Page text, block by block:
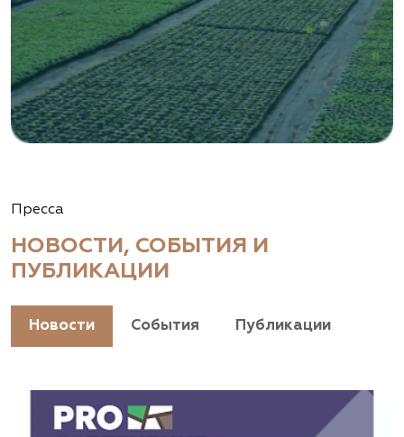
Пресса
НОВОСТИ, СОБЫТИЯ И
ПУБЛИКАЦИИ
Новости События Публикации